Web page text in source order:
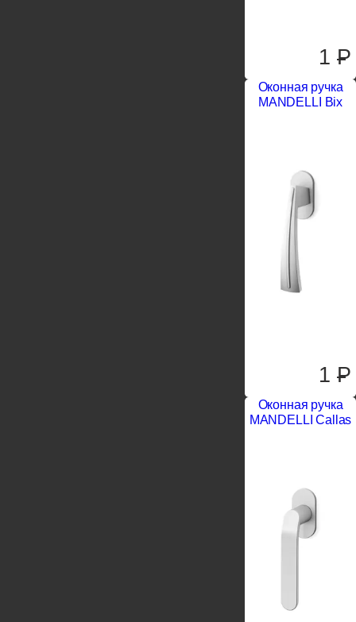
1P
Оконная ручка
MANDELLI Bix
1P
Оконная ручка
MANDELLI Callas